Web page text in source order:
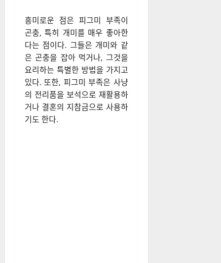
흥미로운 점은 피그미 부족이
곤충, 특히 개미를 매우 좋아한
다는 점이다. 그들은 개미와 같
은 곤충을 잡아 먹거나, 그것을
요리하는 특별한 방법을 가지고
있다. 또한, 피그미 부족은 사냥
의 전리품을 보석으로 재활용하
거나 결혼의 지참금으로 사용하
기도 한다.